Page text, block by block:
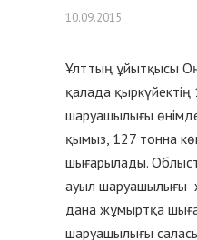
10.09.2015
Ұлттың ұйытқысы
қалада
шаруашылығы
қымыз, 127 тонна
шығарылады.
ауыл шаруашылығы
дана жұмыртқа
шаруашылығы